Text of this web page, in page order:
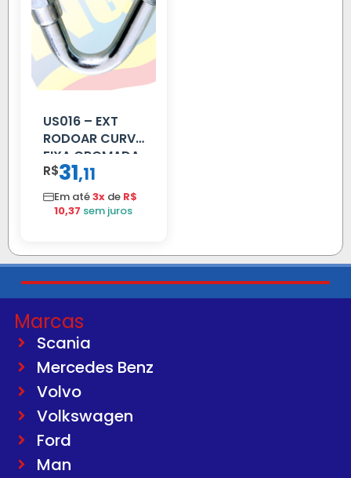
US016 – EXT
RODOAR CURVA
FIXA CROMADA
R$31,11
Em até3x de R$
10,37 sem juros
Marcas
Scania
Mercedes Benz
Volvo
Volkswagen
Ford
Man